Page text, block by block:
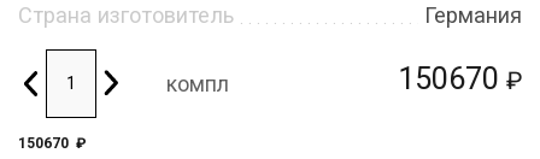
150670 ₽
Страна изготовитель
Германия
компл
150670 ₽